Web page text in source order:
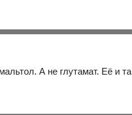
А не глутамат. Её и